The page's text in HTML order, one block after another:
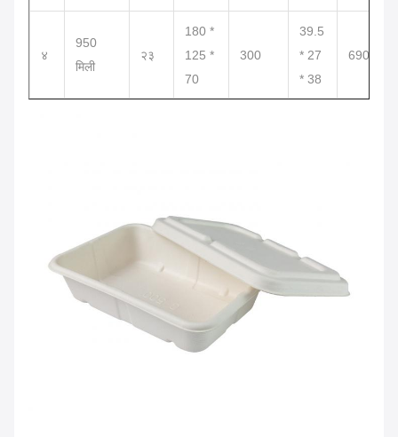
४
950
मिली
२३
180 *
125 *
70
300
39.5
* 27
* 38
690 है